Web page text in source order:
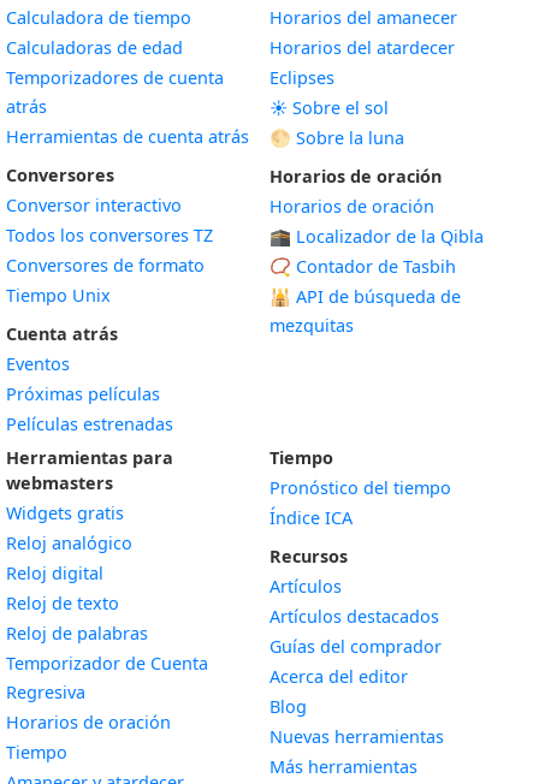
Calculadora de tiempo
Calculadoras de edad
Temporizadores de cuenta
atrás
Herramientas de cuenta atrás
Conversores
Conversor interactivo
Todos los conversores TZ
Conversores de formato
Tiempo Unix
Cuenta atrás
Eventos
Próximas películas
Películas estrenadas
Horarios del amanecer
Horarios del atardecer
Eclipses
☀️ Sobre el sol
🌕 Sobre la luna
Horarios de oración
Horarios de oración
🕋 Localizador de la Qibla
📿 Contador de Tasbih
🕌 API de búsqueda de
mezquitas
Herramientas para
webmasters
Widgets gratis
Reloj analógico
Reloj digital
Reloj de texto
Reloj de palabras
Temporizador de Cuenta
Regresiva
Horarios de oración
Tiempo
Widget
Tiempo
Pronóstico del tiempo
Índice ICA
Recursos
Artículos
Artículos destacados
Guías del comprador
Acerca del editor
Blog
Nuevas herramientas
Más herramientas